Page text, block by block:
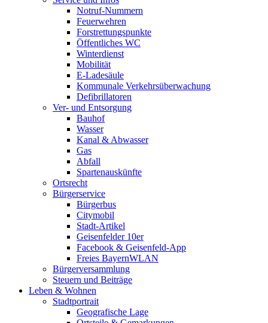
Notruf-Nummern
Feuerwehren
Forstrettungspunkte
Öffentliches WC
Winterdienst
Mobilität
E-Ladesäule
Kommunale Verkehrsüberwachung
Defibrillatoren
Ver- und Entsorgung
Bauhof
Wasser
Kanal & Abwasser
Gas
Abfall
Spartenauskünfte
Ortsrecht
Bürgerservice
Bürgerbus
Citymobil
Stadt-Artikel
Geisenfelder 10er
Facebook & Geisenfeld-App
Freies BayernWLAN
Bürgerversammlung
Steuern und Beiträge
Leben & Wohnen
Stadtportrait
Geografische Lage